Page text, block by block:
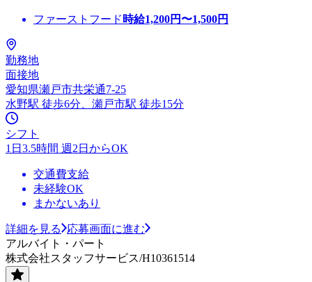
ファーストフード 時給1,200円〜1,500円
勤務地
面接地
愛知県瀬戸市共栄通7-25
水野駅 徒歩6分、瀬戸市駅 徒歩15分
シフト
1日3.5時間 週2日からOK
交通費支給
未経験OK
まかないあり
詳細を見る
応募画面に進む
アルバイト・パート
株式会社スタッフサービス/H10361514